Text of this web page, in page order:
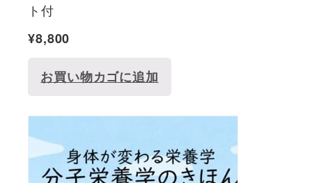
ト付
¥8,800
お買い物カゴに追加